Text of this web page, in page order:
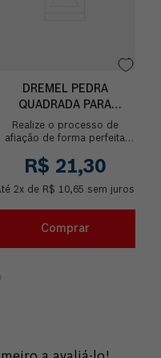
DREMEL PEDRA
QUADRADA PARA
ESMERILHAR 9,5MM (932)
Realize o processo de
afiação de forma perfeita
em formato quadrado de
9,5mm (Modelo 932). I...
R$ 21,30
2x de R$ 10,65 sem juros
Comprar